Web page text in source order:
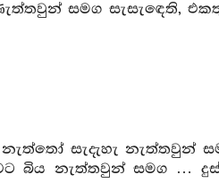
සමග සැසැඳෙති,
සැදැහැ නැත්තවුන්
බිය නැත්තවුන් සමග …